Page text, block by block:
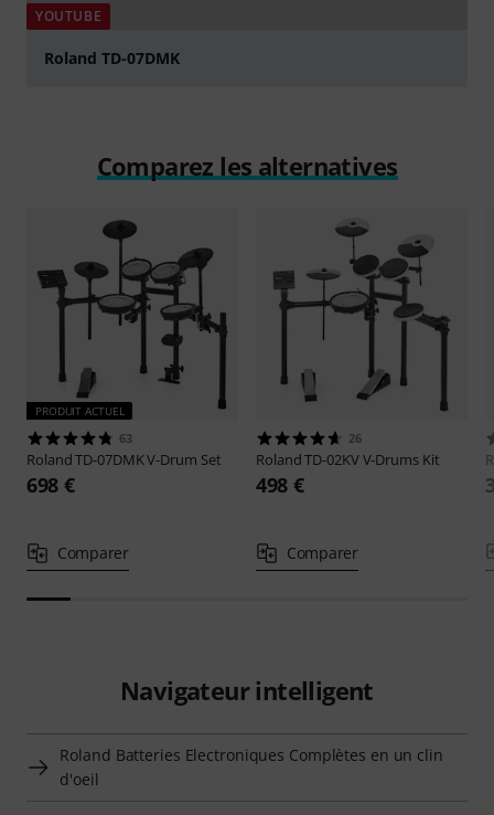
YOUTUBE
Roland TD-07DMK
Comparez les alternatives
PRODUIT ACTUEL
63
RolandTD-07DMK V-Drum Set
698 €
Comparer
26
RolandTD-02KV V-Drums Kit
498 €
Comparer
Navigateur intelligent
Roland Batteries Electroniques Complètes en un clin
d'oeil